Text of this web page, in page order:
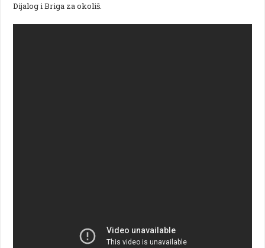
Dijalog i Briga za okoliš.